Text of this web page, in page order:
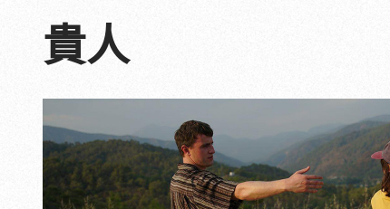
貴人